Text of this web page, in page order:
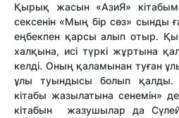
Қырық жасын «АзиЯ»
сексенін «Мың бір сөз» сынды
еңбекпен қарсы алып отыр.
халқына, исі түркі жұртына
келді. Оның қаламынан туған
ұлы туындысы болып қалды.
кітабы жазылатына сенемін»
кітабын жазушылар да